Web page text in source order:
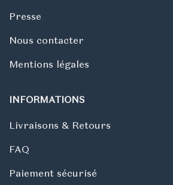
Presse
Nous contacter
Mentions légales
INFORMATIONS
Livraisons & Retours
FAQ
Paiement sécurisé